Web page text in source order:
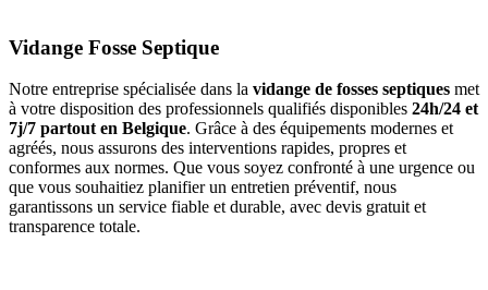
Vidange Fosse Septique
Notre entreprise spécialisée dans la vidange de fosses septiques met
à votre disposition des professionnels qualifiés disponibles 24h/24 et
7j/7 partout en Belgique. Grâce à des équipements modernes et
agréés, nous assurons des interventions rapides, propres et
conformes aux normes. Que vous soyez confronté à une urgence ou
que vous souhaitiez planifier un entretien préventif, nous
garantissons un service fiable et durable, avec devis gratuit et
transparence totale.